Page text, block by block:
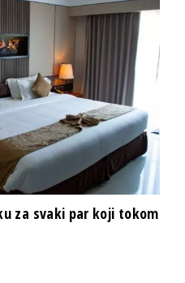
za svaki par koji tokom